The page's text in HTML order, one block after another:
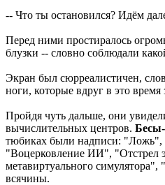
-- Что ты остановился? Идём
Перед ними простиралось
блузки -- словно соблюдали
Экран был сюрреалистичен,
ноги, которые вдруг в это
Пройдя чуть дальше, они
вычислительных центров.
тюбиках были надписи: "Ложь",
"Воцерковление ИИ", "Отстрел
метавиртуального
всячины.